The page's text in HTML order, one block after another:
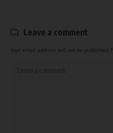
Leave a comment
Your email address will not be published.